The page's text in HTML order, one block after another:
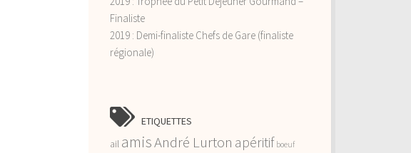
Finaliste
2019 : Demi-finaliste Chefs de Gare (finaliste
régionale)
ETIQUETTES
ail amisAndré Lurton apéritif boeuf